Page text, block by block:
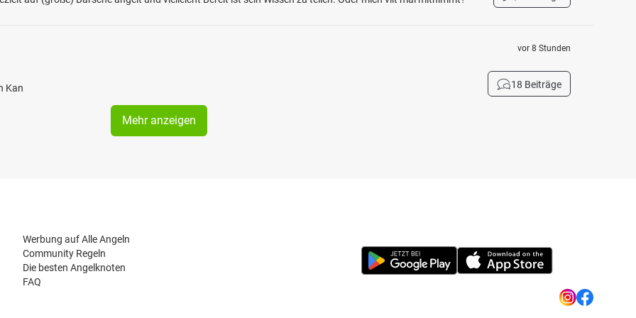
Kan
vor 8 Stunden
18 Beiträge
Mehr anzeigen
Werbung auf Alle Angeln
Community Regeln
Die besten Angelknoten
FAQ